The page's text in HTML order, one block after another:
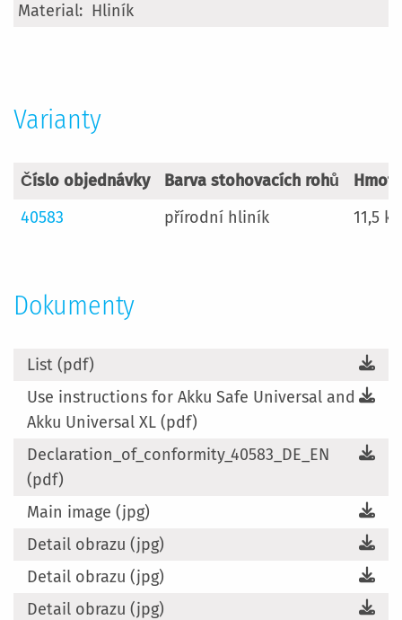
Hliník
Varianty
Číslo objednávky Barva stohovacích rohů
40583
přírodní hliník 11,5 kg
Dokumenty
List (pdf)
Use instructions for Akku Safe Universal and
Akku Universal XL (pdf)
Declaration_of_conformity_40583_DE_EN
(pdf)
Main image (jpg)
Detail obrazu (jpg)
Detail obrazu (jpg)
Detail obrazu (jpg)